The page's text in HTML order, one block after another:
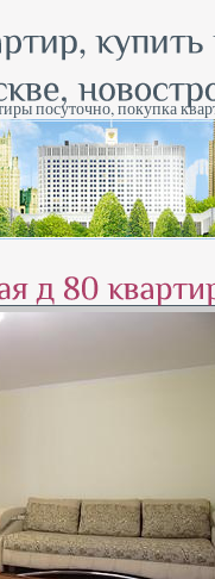
посуточно, покупка